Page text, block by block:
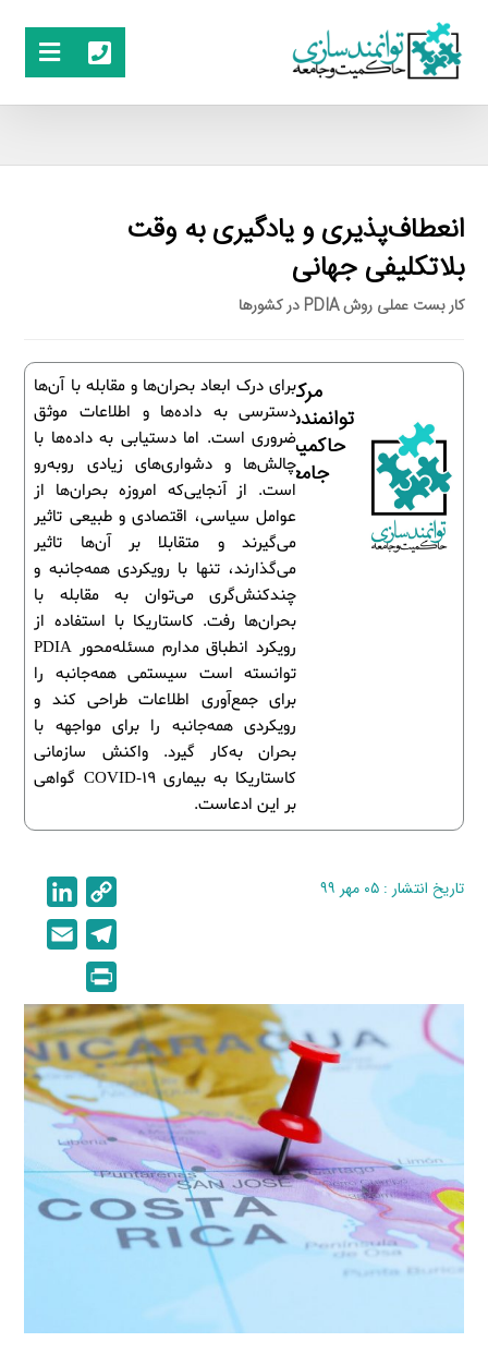
انعطاف‌پذیری و یادگیری به وقت
بلاتکلیفی جهانی
کار بست عملی روش PDIA در کشورها
برای درک ابعاد بحران‌ها و مقابله با آن‌ها
دسترسی به داده‌ها و اطلاعات موثق
ضروری است. اما دستیابی به داده‌ها با
چالش‌ها و دشواری‌های زیادی رو‌به‌رو
است. از آنجایی‌که امروزه بحران‌ها از
عوامل سیاسی، اقتصادی و طبیعی تاثیر
می‌گیرند و متقابلا بر آن‌ها تاثیر
می‌گذارند، تنها با رویکردی همه‌جانبه و
چند‌کنش‌گری می‌توان به مقابله با
بحران‌ها رفت. کاستاریکا با استفاده از
رویکرد انطباق مدارم مسئله‌محور PDIA
توانسته است سیستمی همه‌جانبه را
برای جمع‌آوری اطلاعات طراحی کند و
رویکردی همه‌جانبه را برای مواجهه با
بحران به‌کار گیرد. واکنش سازمانی
کاستاریکا به بیماری COVID-19 گواهی
بر این ادعاست.
مرکز
توانمندسازی
حاکمیت و
جامعه
تاریخ انتشار : ۰۵ مهر ۹۹
o
p
y
L
i
n
k
i
n
e
d
I
n
e
l
e
g
r
a
m
i
l
r
i
n
t